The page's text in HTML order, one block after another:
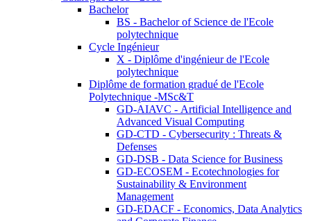
Bachelor
BS - Bachelor of Science de l'Ecole
polytechnique
Cycle Ingénieur
X - Diplôme d'ingénieur de l'Ecole
polytechnique
Diplôme de formation gradué de l'Ecole
Polytechnique -MSc&T
GD-AIAVC - Artificial Intelligence and
Advanced Visual Computing
GD-CTD - Cybersecurity : Threats &
Defenses
GD-DSB - Data Science for Business
GD-ECOSEM - Ecotechnologies for
Sustainability & Environment
Management
GD-EDACF - Economics, Data Analytics